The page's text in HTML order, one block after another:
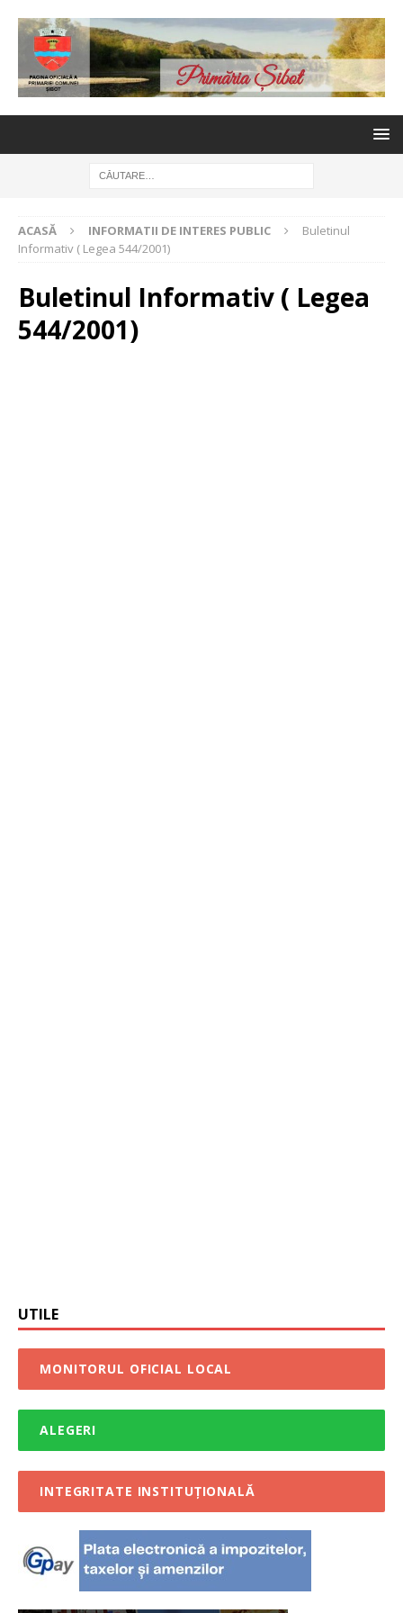
ACASĂ INFORMATII DE INTERES PUBLIC
Buletinul
Informativ ( Legea 544/2001)
Buletinul Informativ ( Legea
544/2001)
UTILE
MONITORUL OFICIAL LOCAL
ALEGERI
INTEGRITATE INSTITUȚIONALĂ